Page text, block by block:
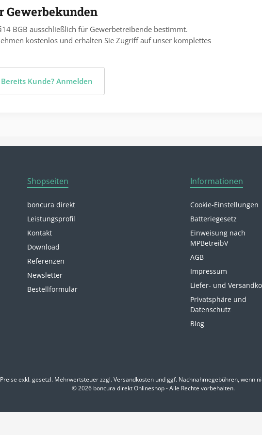
Gewerbekunden
BGB ausschließlich für Gewerbetreibende bestimmt.
kostenlos und erhalten Sie Zugriff auf unser komplettes
Bereits Kunde? Anmelden
Shopseiten
boncura direkt
Leistungsprofil
Kontakt
Download
Referenzen
Newsletter
Bestellformular
Informationen
Cookie-Einstellungen
Batteriegesetz
Einweisung nach
MPBetreibV
AGB
Impressum
Liefer- und
Privatsphäre und
Datenschutz
Blog
exkl. gesetzl. Mehrwertsteuer zzgl.Versandkostenund ggf. Nachnahmegebühren, wenn
© 2026 boncura direkt Onlineshop - Alle Rechte vorbehalten.